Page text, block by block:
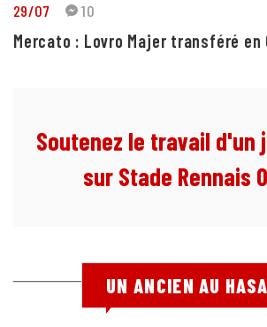
29/07 10
Mercato : Lovro Majer transféré en
Soutenez le travail d'un
sur Stade Rennais
UN ANCIEN AU